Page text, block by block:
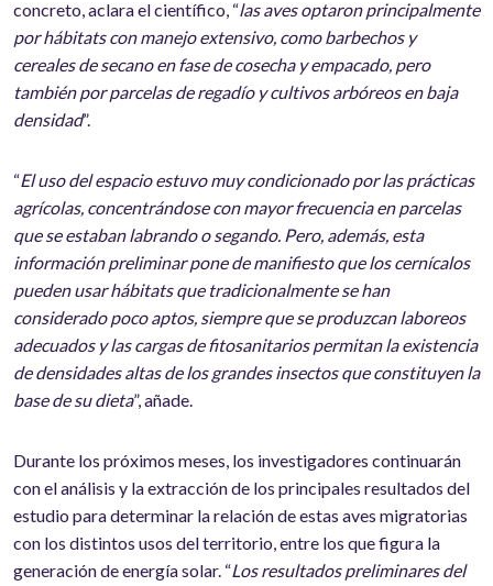
concreto, aclara el científico, “las aves optaron principalmente
por hábitats con manejo extensivo, como barbechos y
cereales de secano en fase de cosecha y empacado, pero
también por parcelas de regadío y cultivos arbóreos en baja
densidad”.
“El uso del espacio estuvo muy condicionado por las prácticas
agrícolas, concentrándose con mayor frecuencia en parcelas
que se estaban labrando o segando. Pero, además, esta
información preliminar pone de manifiesto que los cernícalos
pueden usar hábitats que tradicionalmente se han
considerado poco aptos, siempre que se produzcan laboreos
adecuados y las cargas de fitosanitarios permitan la existencia
de densidades altas de los grandes insectos que constituyen la
base de su dieta”, añade.
Durante los próximos meses, los investigadores continuarán
con el análisis y la extracción de los principales resultados del
estudio para determinar la relación de estas aves migratorias
con los distintos usos del territorio, entre los que figura la
generación de energía solar. “Los resultados preliminares del